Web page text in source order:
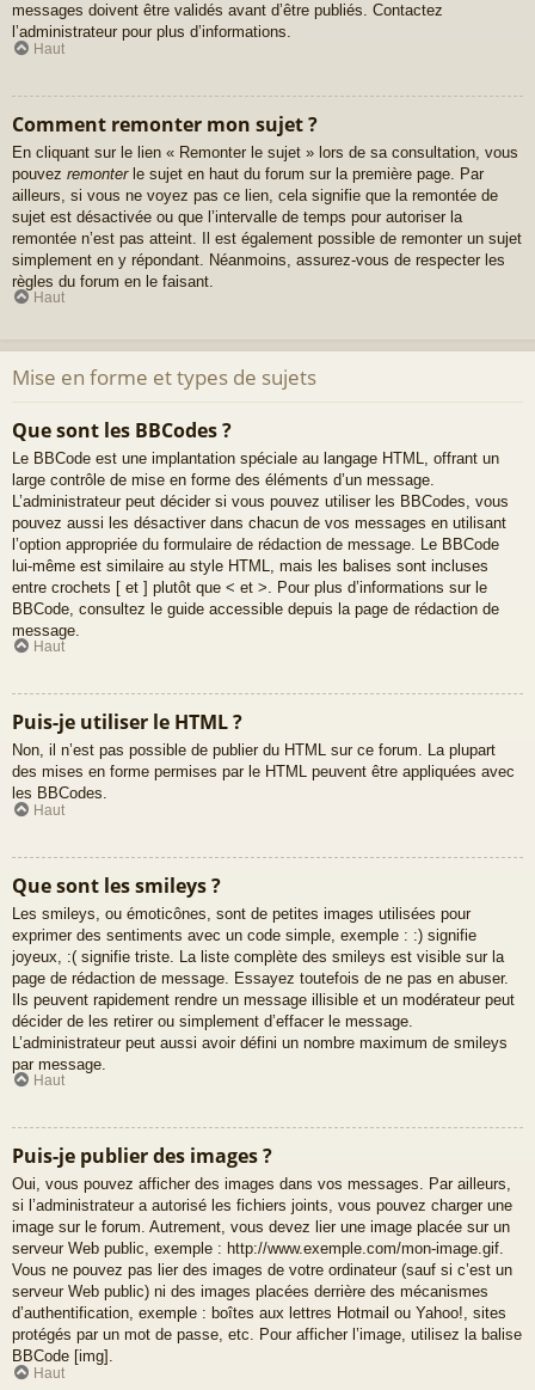
messages doivent être validés avant d’être publiés. Contactez
l’administrateur pour plus d’informations.
Haut
Comment remonter mon sujet ?
En cliquant sur le lien « Remonter le sujet » lors de sa consultation, vous
pouvez remonterle sujet en haut du forum sur la première page. Par
ailleurs, si vous ne voyez pas ce lien, cela signifie que la remontée de
sujet est désactivée ou que l’intervalle de temps pour autoriser la
remontée n’est pas atteint. Il est également possible de remonter un sujet
simplement en y répondant. Néanmoins, assurez-vous de respecter les
règles du forum en le faisant.
Haut
Mise en forme et types de sujets
Que sont les BBCodes ?
Le BBCode est une implantation spéciale au langage HTML, offrant un
large contrôle de mise en forme des éléments d’un message.
L’administrateur peut décider si vous pouvez utiliser les BBCodes, vous
pouvez aussi les désactiver dans chacun de vos messages en utilisant
l’option appropriée du formulaire de rédaction de message. Le BBCode
lui-même est similaire au style HTML, mais les balises sont incluses
entre crochets [ et ] plutôt que < et >. Pour plus d’informations sur le
BBCode, consultez le guide accessible depuis la page de rédaction de
message.
Haut
Puis-je utiliser le HTML ?
Non, il n’est pas possible de publier du HTML sur ce forum. La plupart
des mises en forme permises par le HTML peuvent être appliquées avec
les BBCodes.
Haut
Que sont les smileys ?
Les smileys, ou émoticônes, sont de petites images utilisées pour
exprimer des sentiments avec un code simple, exemple : :) signifie
joyeux, :( signifie triste. La liste complète des smileys est visible sur la
page de rédaction de message. Essayez toutefois de ne pas en abuser.
Ils peuvent rapidement rendre un message illisible et un modérateur peut
décider de les retirer ou simplement d’effacer le message.
L’administrateur peut aussi avoir défini un nombre maximum de smileys
par message.
Haut
Puis-je publier des images ?
Oui, vous pouvez afficher des images dans vos messages. Par ailleurs,
si l’administrateur a autorisé les fichiers joints, vous pouvez charger une
image sur le forum. Autrement, vous devez lier une image placée sur un
serveur Web public, exemple : http://www.exemple.com/mon-image.gif.
Vous ne pouvez pas lier des images de votre ordinateur (sauf si c’est un
serveur Web public) ni des images placées derrière des mécanismes
d’authentification, exemple : boîtes aux lettres Hotmail ou Yahoo!, sites
protégés par un mot de passe, etc. Pour afficher l’image, utilisez la balise
BBCode [img].
Haut